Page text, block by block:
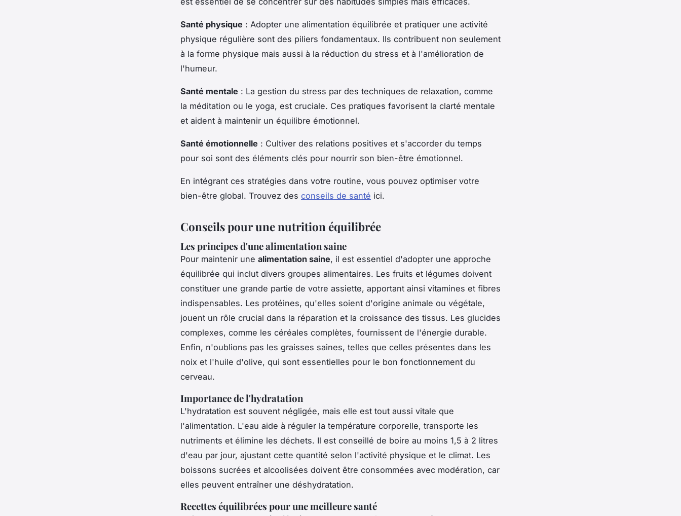
Santé physique : Adopter une alimentation équilibrée et pratiquer une activité
physique régulière sont des piliers fondamentaux. Ils contribuent non seulement
à la forme physique mais aussi à la réduction du stress et à l'amélioration de
l'humeur.
Santé mentale : La gestion du stress par des techniques de relaxation, comme
la méditation ou le yoga, est cruciale. Ces pratiques favorisent la clarté mentale
et aident à maintenir un équilibre émotionnel.
Santé émotionnelle : Cultiver des relations positives et s'accorder du temps
pour soi sont des éléments clés pour nourrir son bien-être émotionnel.
En intégrant ces stratégies dans votre routine, vous pouvez optimiser votre
bien-être global. Trouvez des conseils de santé ici.
Conseils pour une nutrition équilibrée
Les principes d'une alimentation saine
Pour maintenir une alimentation saine, il est essentiel d'adopter une approche
équilibrée qui inclut divers groupes alimentaires. Les fruits et légumes doivent
constituer une grande partie de votre assiette, apportant ainsi vitamines et fibres
indispensables. Les protéines, qu'elles soient d'origine animale ou végétale,
jouent un rôle crucial dans la réparation et la croissance des tissus. Les glucides
complexes, comme les céréales complètes, fournissent de l'énergie durable.
Enfin, n'oublions pas les graisses saines, telles que celles présentes dans les
noix et l'huile d'olive, qui sont essentielles pour le bon fonctionnement du
cerveau.
Importance de l'hydratation
L'hydratation est souvent négligée, mais elle est tout aussi vitale que
l'alimentation. L'eau aide à réguler la température corporelle, transporte les
nutriments et élimine les déchets. Il est conseillé de boire au moins 1,5 à 2 litres
d'eau par jour, ajustant cette quantité selon l'activité physique et le climat. Les
boissons sucrées et alcoolisées doivent être consommées avec modération, car
elles peuvent entraîner une déshydratation.
Recettes équilibrées pour une meilleure santé